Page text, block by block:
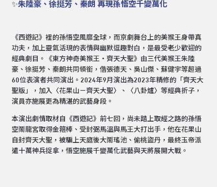
✨朱陸豪、徐挺芳、秦朗 再現孫悟空千變萬化
《西遊記》裡的孫悟空風靡全球，而京劇舞台上的美猴王身帶真
功夫，加上靈氣活現的表情與幽默逗趣對白，是最受老少歡迎的
經典劇目。《東方神奇美猴王・齊天大聖》由三代美猴王朱陸
豪、徐挺芳、秦朗共同領銜，偕張德天、吳山傑、蘇健宇等超過
60位表演者共同演出。2024年9月演出為2023年精修的「齊天大
聖版」，加入〈花果山－齊天大聖〉、〈八卦爐〉等經典折子，
演員亦施展更為精湛的武藝身段。
本演出劇情取材自《西遊記》前七回，尚未踏上取經之路的孫悟
空鬧龍宮取得金箍棒、受封弼馬溫與馬王大打出手，他在花果山
自封齊天大聖，被騙上天庭後大鬧瑤池、偷桃盜丹，最終玉帝派
遣十萬神兵捉拿，悟空施展千變萬化武藝與天將展開大戰。